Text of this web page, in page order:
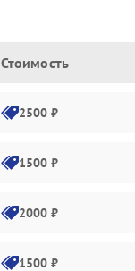
Стоимость
2500 ₽
1500 ₽
2000 ₽
1500 ₽